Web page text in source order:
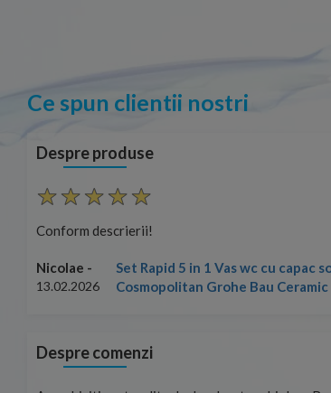
Ce spun clientii nostri
Despre produse
Conform descrierii!
Nicolae -
13.02.2026
Set Rapid 5 in 1 Vas wc cu capac
Cosmopolitan Grohe Bau Ceramic
Despre comenzi